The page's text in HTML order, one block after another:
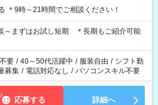
▼5h～シフト選べる ＊9時～21時間でご相談ください！
～まずはお試し短期 ＊長期もご紹介可能
要 / 40～50代活躍中 / 服装自由 / シフト勤
募集 / 電話対応なし / パソコンスキル不要
応募する 詳細へ